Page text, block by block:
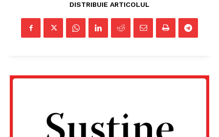
DISTRIBUIE ARTICOLUL